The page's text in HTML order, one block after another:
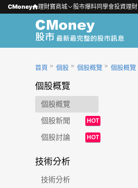
CMoney 理財寶商城 股市爆料同學會投資理財
首頁 個股 個股概覽 個股概覽
個股概覽
個股概覽
個股新聞
HOT
個股討論 HOT
技術分析
技術分析